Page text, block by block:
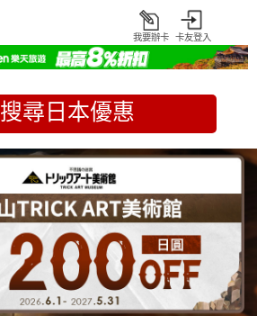
我要辦卡 卡友登入
搜尋日本優惠